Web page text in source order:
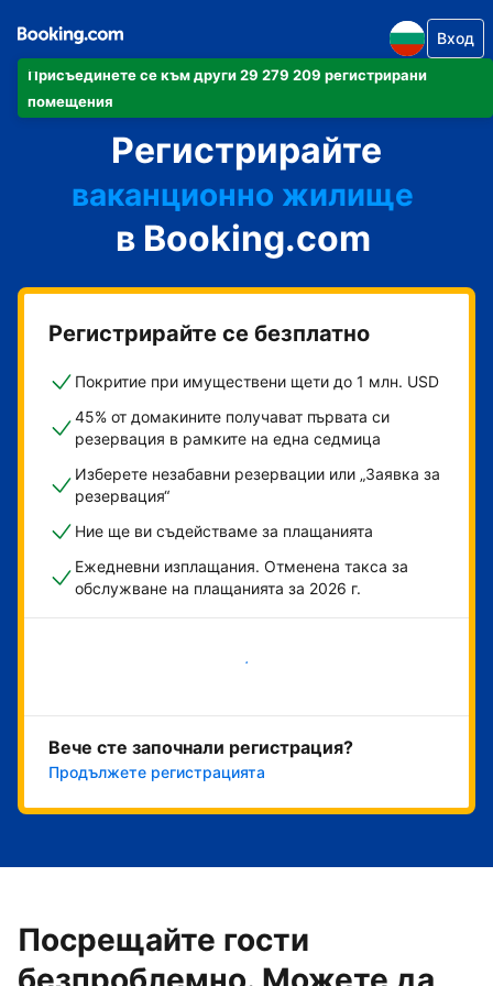
Присъединете се към други 29 279 209 регистрирани
помещения
Вход
Регистрирайте
своя апартамент
своя хотел
ваканционно жилище
своята къща за гости
своя пансион със закуска
в Booking.com
Регистрирайте се безплатно
Покритие при имуществени щети до 1 млн. USD
45% от домакините получават първата си
резервация в рамките на една седмица
Изберете незабавни резервации или „Заявка за
резервация“
Ние ще ви съдействаме за плащанията
Ежедневни изплащания. Отменена такса за
обслужване на плащанията за 2026 г.
Начало
Вече сте започнали регистрация?
Продължете регистрацията
Посрещайте гости